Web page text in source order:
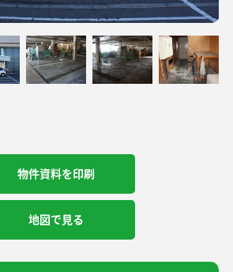
物件資料を印刷
地図で見る